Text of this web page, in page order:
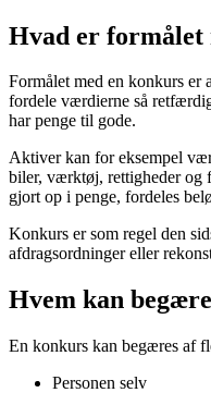
Hvad er formålet
Formålet med en konkurs er
fordele værdierne så
har penge til gode.
Aktiver kan for eksempel
biler, værktøj, rettigheder og
gjort op i penge, fordeles
Konkurs er som regel den
afdragsordninger eller
Hvem kan
En konkurs kan begæres af
Personen selv